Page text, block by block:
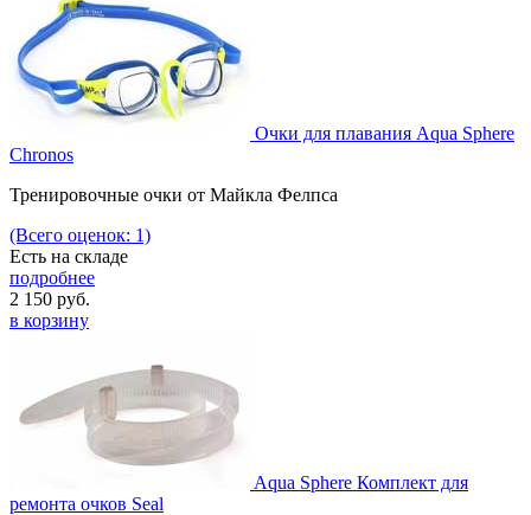
Очки для плавания Aqua Sphere
Chronos
Тренировочные очки от Майкла Фелпса
(Всего оценок: 1)
Есть на складе
подробнее
2 150 руб.
в корзину
Aqua Sphere Комплект для
ремонта очков Seal